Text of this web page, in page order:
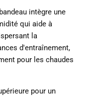
intègre une
qui aide à
la
d'entraînement,
pour les chaudes
pour un